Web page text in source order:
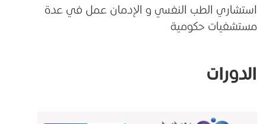
استشاري الطب النفسي و الإدمان عمل في عدة
مستشفيات حكومية
الدورات